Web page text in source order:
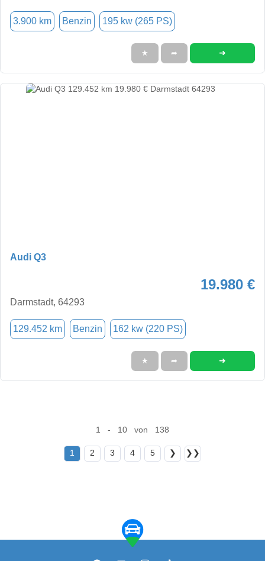
3.900 km Benzin 195 kw (265 PS)
★ ➦ ➜
Audi Q3
19.980 €
Darmstadt, 64293
129.452 km Benzin 162 kw (220 PS)
★ ➦ ➜
1 - 10 von 138
1 2 3 4 5 ❯ ❯❯